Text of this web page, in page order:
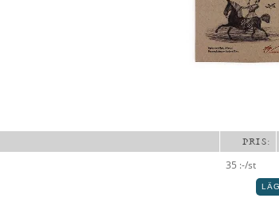
PRIS:
35 :-/st